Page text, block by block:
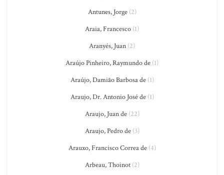
Antunes, Jorge(2)
Araia, Francesco (1)
Aranyés, Juan (2)
Araújo Pinheiro, Raymundo de (1)
Araújo, Damião Barbosa de(1)
Araujo, Dr. Antonio José de(1)
Araujo, Juan de(22)
Araujo, Pedro de(3)
Arauxo, Francisco Correa de(4)
Arbeau, Thoinot(2)